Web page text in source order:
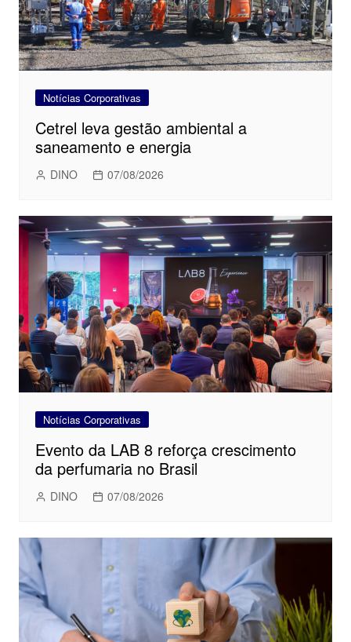
Notícias Corporativas
Cetrel leva gestão ambiental a
saneamento e energia
DINO 07/08/2026
Notícias Corporativas
Evento da LAB 8 reforça crescimento
da perfumaria no Brasil
DINO 07/08/2026